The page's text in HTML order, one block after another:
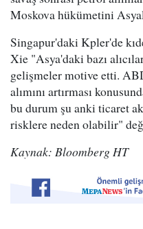
Moskova hükümetini
Singapur'daki Kpler'de
Xie "Asya'daki bazı
gelişmeler motive etti.
alımını artırması
bu durum şu anki ticaret
risklere neden olabilir"
Kaynak: Bloomberg HT